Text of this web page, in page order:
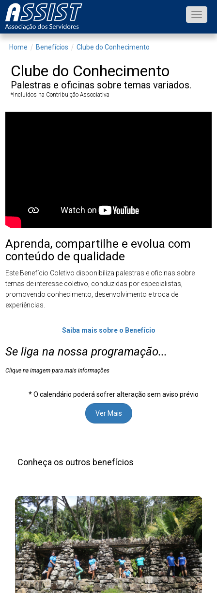
Toggle
Home Benefícios Clube do Conhecimento
Clube do Conhecimento
Palestras e oficinas sobre temas variados.
*Incluídos na Contribuição Associativa
Aprenda, compartilhe e evolua com
conteúdo de qualidade
Este Benefício Coletivo disponibiliza palestras e oficinas sobre
temas de interesse coletivo, conduzidas por especialistas,
promovendo conhecimento, desenvolvimento e troca de
experiências.
Saiba mais sobre o Benefício
Se liga na nossa programação...
Clique na imagem para mais informações
* O calendário poderá sofrer alteração sem aviso prévio
Ver Mais
Conheça os outros benefícios